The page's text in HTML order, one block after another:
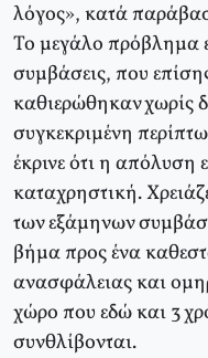
λόγος», κατά
Το μεγάλο πρόβλημα
συμβάσεις, που
καθιερώθηκαν χωρίς
συγκεκριμένη
έκρινε ότι η απόλυση
καταχρηστική.
των εξάμηνων
βήμα προς ένα
ανασφάλειας και
χώρο που εδώ και 3
συνθλίβονται.